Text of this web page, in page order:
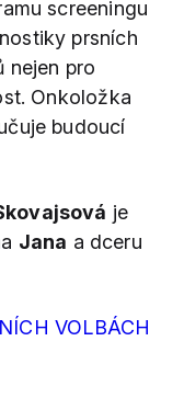
screeningu
prsních
nejen pro
Onkoložka
budoucí
je
Jana a dceru
VOLBÁCH